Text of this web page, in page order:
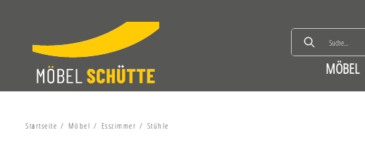
MÖBEL
Startseite Möbel Esszimmer Stühle